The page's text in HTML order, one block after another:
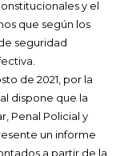
y el
que según los
seguridad
de 2021, por la
dispone que la
Penal Policial y
un informe
a partir de la